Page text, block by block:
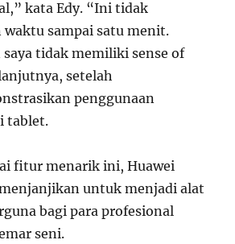
kata Edy. “Ini tidak
waktu sampai satu menit.
tidak memiliki sense of
setelah
penggunaan
tablet.
fitur menarik ini, Huawei
menjanjikan untuk menjadi alat
bagi para profesional
seni.